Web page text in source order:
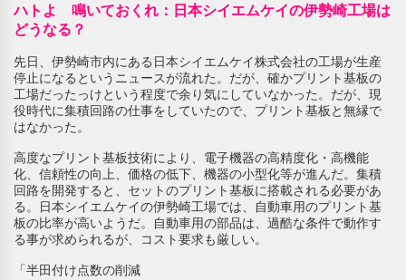
ハトよ 鳴いておくれ：日本シイエムケイの伊勢崎工場は
どうなる？
先日、伊勢崎市内にある日本シイエムケイ株式会社の工場が生産
停止になるというニュースが流れた。だが、確かプリント基板の
工場だったっけという程度で余り気にしていなかった。だが、現
役時代に集積回路の仕事をしていたので、プリント基板と無縁で
はなかった。
高度なプリント基板技術により、電子機器の高精度化・高機能
化、信頼性の向上、価格の低下、機器の小型化等が進んだ。集積
回路を開発すると、セットのプリント基板に搭載される必要があ
る。日本シイエムケイの伊勢崎工場では、自動車用のプリント基
板の比率が高いようだ。自動車用の部品は、過酷な条件で動作す
る事が求められるが、コスト要求も厳しい。
「半田付け点数の削減